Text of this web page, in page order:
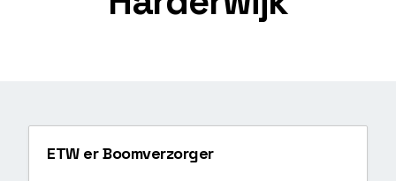
ETW er Boomverzorger
Werken en leren